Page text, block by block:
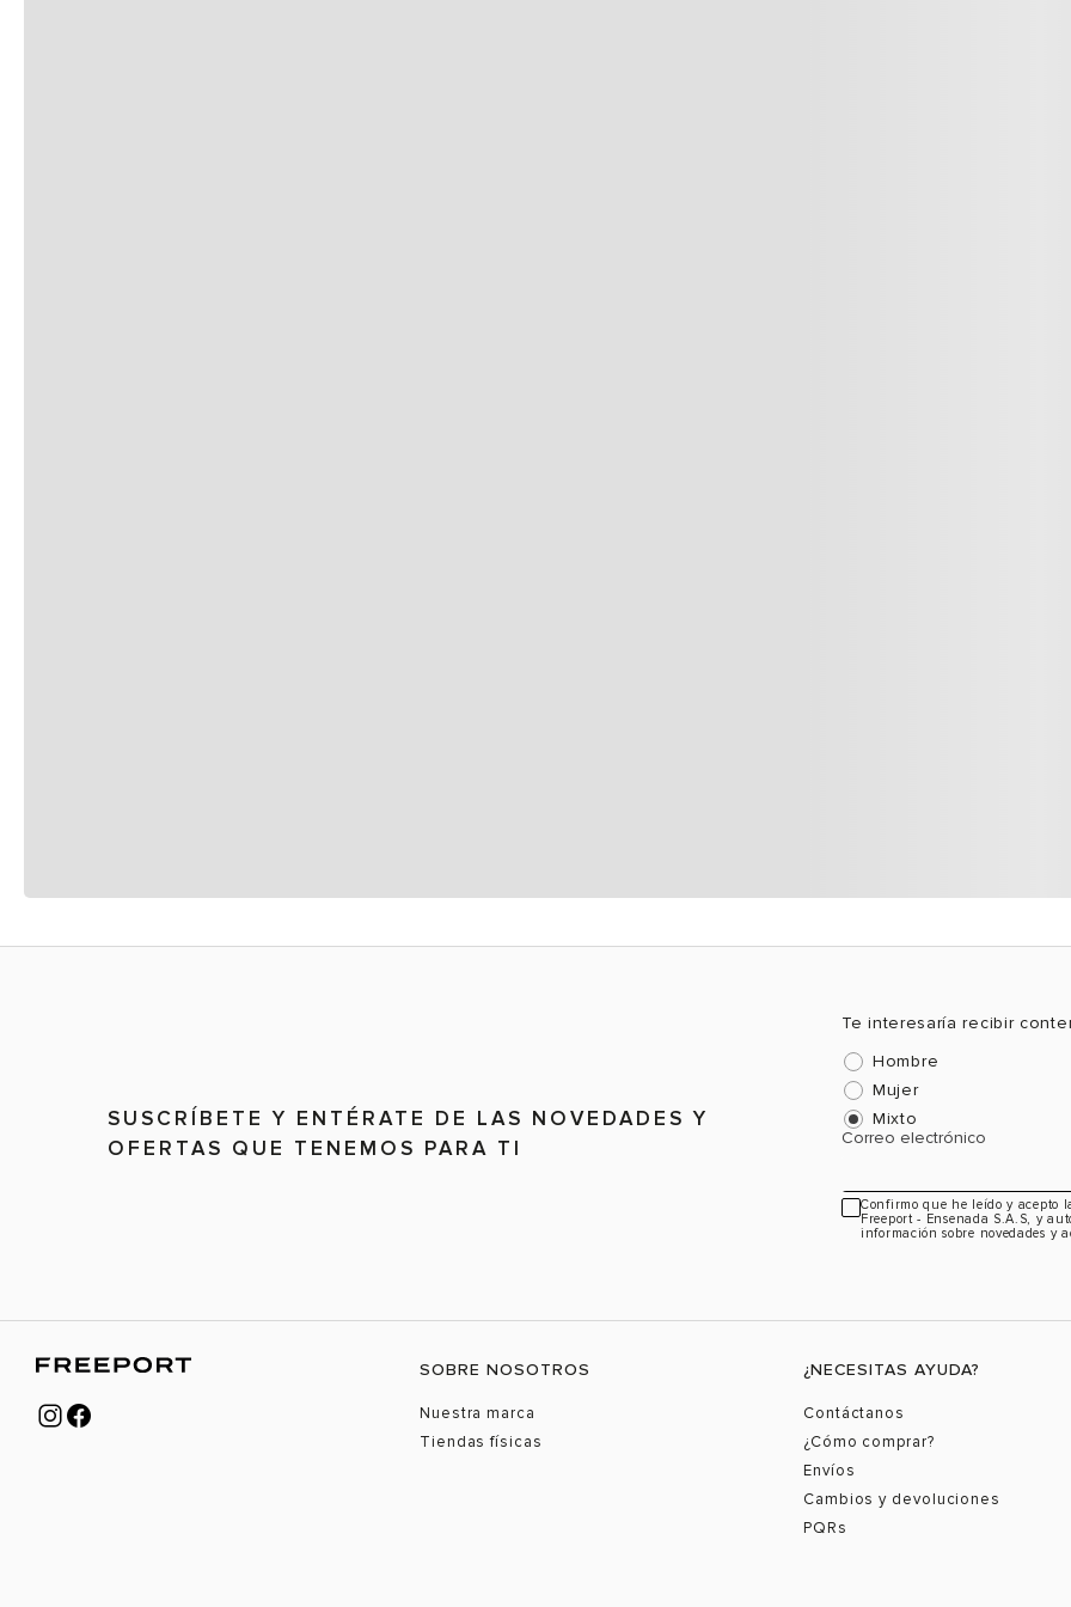
SUSCRÍBETE Y ENTÉRATE DE LAS NOVEDADES Y
OFERTAS QUE TENEMOS PARA TI
Te interesaría recibir
Hombre
Mujer
Mixto
Correo electrónico
Confirmo que he leído y acepto
Freeport - Ensenada S.A.S, y
información sobre novedades y
SOBRE NOSOTROS
Nuestra marca
Tiendas físicas
¿NECESITAS AYUDA?
Contáctanos
¿Cómo comprar?
Envíos
Cambios y devoluciones
PQRs